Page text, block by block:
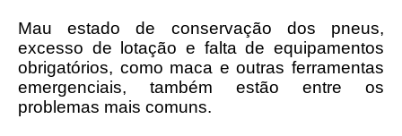
Mau estado de conservação dos pneus,
excesso de lotação e falta de equipamentos
obrigatórios, como maca e outras ferramentas
emergenciais, também estão entre os
problemas mais comuns.